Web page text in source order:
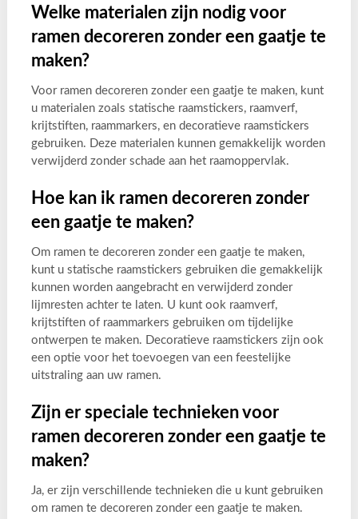
Welke materialen zijn nodig voor
ramen decoreren zonder een gaatje te
maken?
Voor ramen decoreren zonder een gaatje te maken, kunt
u materialen zoals statische raamstickers, raamverf,
krijtstiften, raammarkers, en decoratieve raamstickers
gebruiken. Deze materialen kunnen gemakkelijk worden
verwijderd zonder schade aan het raamoppervlak.
Hoe kan ik ramen decoreren zonder
een gaatje te maken?
Om ramen te decoreren zonder een gaatje te maken,
kunt u statische raamstickers gebruiken die gemakkelijk
kunnen worden aangebracht en verwijderd zonder
lijmresten achter te laten. U kunt ook raamverf,
krijtstiften of raammarkers gebruiken om tijdelijke
ontwerpen te maken. Decoratieve raamstickers zijn ook
een optie voor het toevoegen van een feestelijke
uitstraling aan uw ramen.
Zijn er speciale technieken voor
ramen decoreren zonder een gaatje te
maken?
Ja, er zijn verschillende technieken die u kunt gebruiken
om ramen te decoreren zonder een gaatje te maken.